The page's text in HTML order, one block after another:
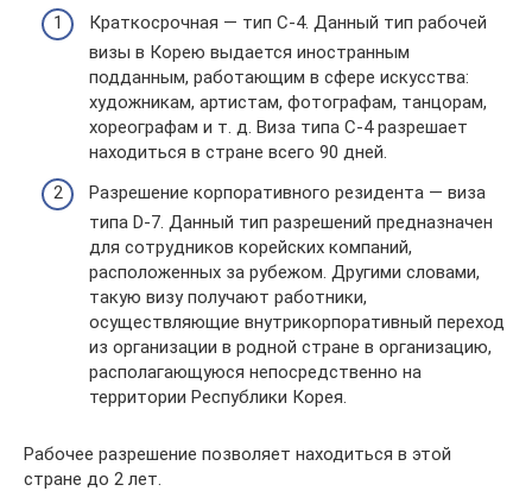
Краткосрочная — тип С-4. Данный тип рабочей
визы в Корею выдается иностранным
подданным, работающим в сфере искусства:
художникам, артистам, фотографам, танцорам,
хореографам и т. д. Виза типа С-4 разрешает
находиться в стране всего 90 дней.
Разрешение корпоративного резидента — виза
типа D-7. Данный тип разрешений предназначен
для сотрудников корейских компаний,
расположенных за рубежом. Другими словами,
такую визу получают работники,
осуществляющие внутрикорпоративный переход
из организации в родной стране в организацию,
располагающуюся непосредственно на
территории Республики Корея.
Рабочее разрешение позволяет находиться в этой
стране до 2 лет.